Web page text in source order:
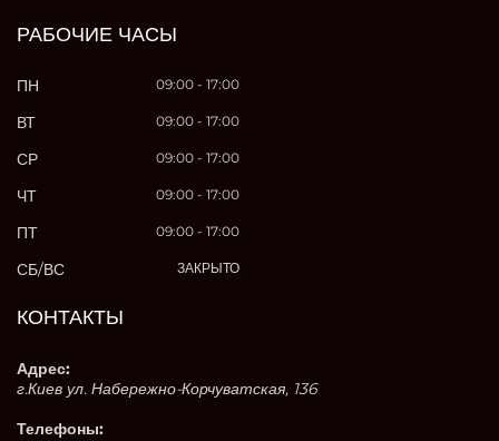
РАБОЧИЕ ЧАСЫ
ПН 09:00 - 17:00
ВТ 09:00 - 17:00
СР 09:00 - 17:00
ЧТ 09:00 - 17:00
ПТ 09:00 - 17:00
СБ/ВС ЗАКРЫТО
КОНТАКТЫ
Адрес:
г.Киев ул. Набережно-Корчуватская, 136
Телефоны: